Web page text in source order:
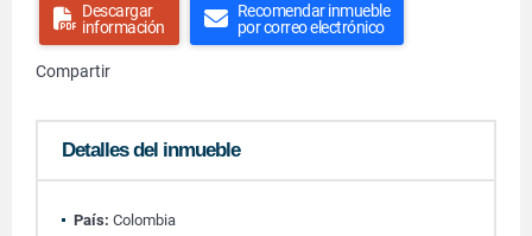
Descargar
información
Recomendar inmueble
por correo electrónico
Compartir
Detalles del inmueble
País: Colombia